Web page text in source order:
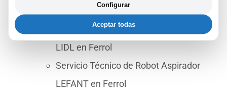
NEATO en Ferrol
Servicio Técnico de Robot Aspiradora
LIDL en Ferrol
Servicio Técnico de Robot Aspirador
LEFANT en Ferrol
Configurar
Aceptar todas